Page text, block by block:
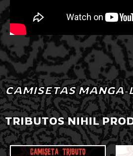
CAMISETAS MANGA-
TRIBUTOS NIHIL